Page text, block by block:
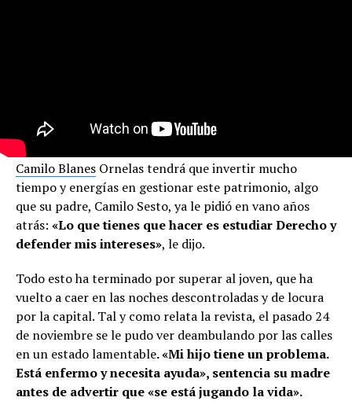
Camilo Blanes Ornelas tendrá que invertir mucho
tiempo y energías en gestionar este patrimonio, algo
que su padre, Camilo Sesto, ya le pidió en vano años
atrás: «Lo que tienes que hacer es estudiar Derecho y
defender mis intereses», le dijo.
Todo esto ha terminado por superar al joven, que ha
vuelto a caer en las noches descontroladas y de locura
por la capital. Tal y como relata la revista, el pasado 24
de noviembre se le pudo ver deambulando por las calles
en un estado lamentable. «Mi hijo tiene un problema.
Está enfermo y necesita ayuda», sentencia su madre
antes de advertir que «se está jugando la vida».